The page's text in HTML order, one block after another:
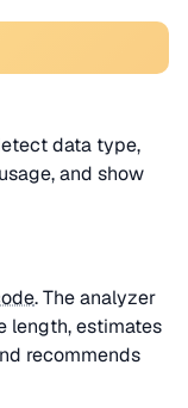
data type,
and show
. The analyzer
length, estimates
recommends